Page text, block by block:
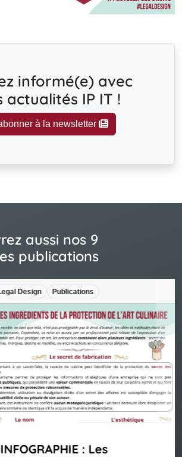
informé(e) avec
actualités IP IT !
à la newsletter
aussi nos 9
publications
Publications
: Les